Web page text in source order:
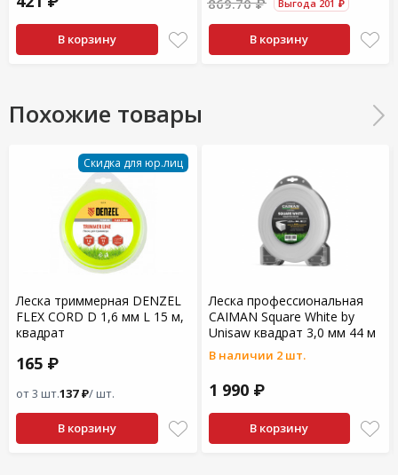
В корзину
869.70 ₽ Выгода 201 ₽
В корзину
Похожие товары
Скидка для юр.лиц
Леска триммерная DENZEL
FLEX CORD D 1,6 мм L 15 м,
квадрат
165 ₽
от 3 шт.137 ₽/ шт.
В корзину
Леска профессиональная
CAIMAN Square White by
Unisaw квадрат 3,0 мм 44 м
В наличии 2 шт.
1 990 ₽
В корзину